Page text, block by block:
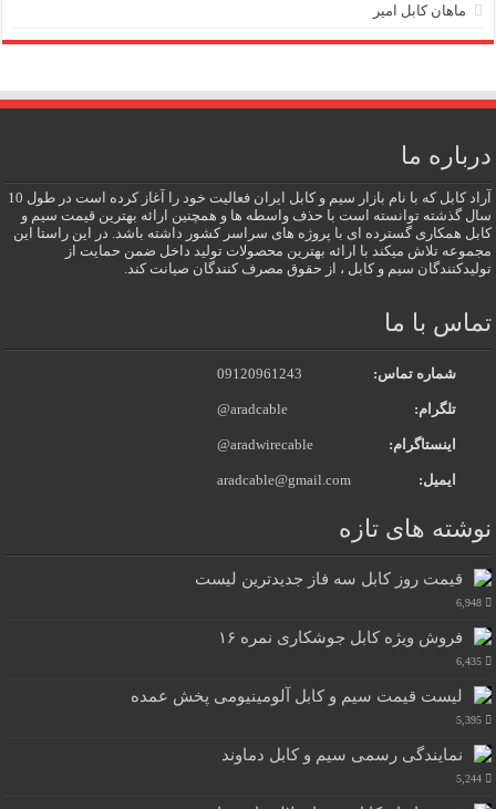
ماهان کابل امیر
درباره ما
آراد کابل که با نام بازار سیم و کابل ایران فعالیت خود را آغاز کرده است در طول 10
سال گذشته توانسته است با حذف واسطه ها و همچنین ارائه بهترین قیمت سیم و
کابل همکاری گسترده ای با پروژه های سراسر کشور داشته باشد. در این راستا این
مجموعه تلاش میکند با ارائه بهترین محصولات تولید داخل ضمن حمایت از
تولیدکنندگان سیم و کابل ، از حقوق مصرف کنندگان صیانت کند.
تماس با ما
شماره تماس: 09120961243
تلگرام: @aradcable
اینستاگرام: @aradwirecable
ایمیل: aradcable@gmail.com
نوشته های تازه
قیمت روز کابل سه فاز جدیدترین لیست
6,948
فروش ویژه کابل جوشکاری نمره ۱۶
6,435
لیست قیمت سیم و کابل آلومینیومی پخش عمده
5,395
نمایندگی رسمی سیم و کابل دماوند
5,244